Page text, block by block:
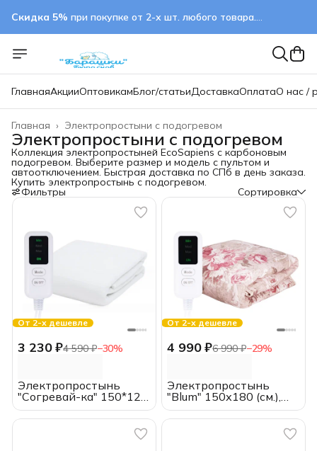
Скидка 5% при покупке от 2-х шт. любого товара.
ГлавнаяАкцииОптовикамБлог/статьиДоставкаОплатаО нас /
Электропростыни с подогревом
Главная ›
Электропростыни с подогревом
Коллекция электропростыней EcoSapiens с карбоновым
подогревом. Выберите размер и модель с пультом и
автоотключением. Быстрая доставка по СПб в день заказа.
Купить электропростынь с подогревом.
Фильтры Сортировка
От 2-х дешевле
3 230 ₽4 590 ₽−30%
Электропростынь
"Согревай-ка" 150*120
(см.), EcoSapiens, с
пультом
От 2-х дешевле
4 990 ₽6 990 ₽−29%
Электропростынь
"Blum" 150х180 (см.),
EcoSapiens, с пультом